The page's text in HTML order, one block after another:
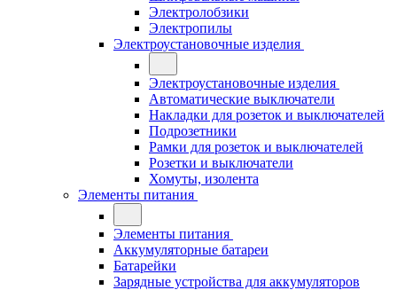
Электролобзики
Электропилы
Электроустановочные изделия
Электроустановочные изделия
Автоматические выключатели
Накладки для розеток и выключателей
Подрозетники
Рамки для розеток и выключателей
Розетки и выключатели
Хомуты, изолента
Элементы питания
Элементы питания
Аккумуляторные батареи
Батарейки
Зарядные устройства для аккумуляторов